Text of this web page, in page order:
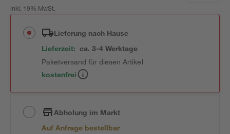
inkl. 19% MwSt.
Lieferung nach Hause
Lieferzeit: ca. 3-4 Werktage
Paketversand für diesen Artikel
kostenfrei
Abholung im Markt
Auf Anfrage bestellbar